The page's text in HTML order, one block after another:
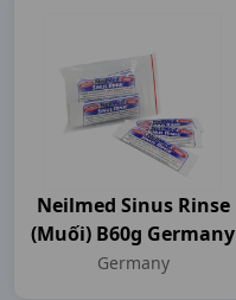
Neilmed Sinus Rinse
(muối) B60g Germany
Germany